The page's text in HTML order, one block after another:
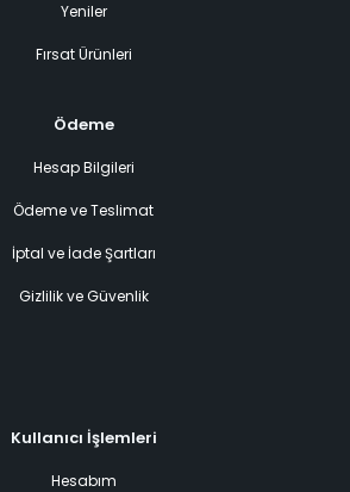
Yeniler
Fırsat Ürünleri
Ödeme
Hesap Bilgileri
Ödeme ve Teslimat
İptal ve İade Şartları
Gizlilik ve Güvenlik
Kullanıcı İşlemleri
Hesabım